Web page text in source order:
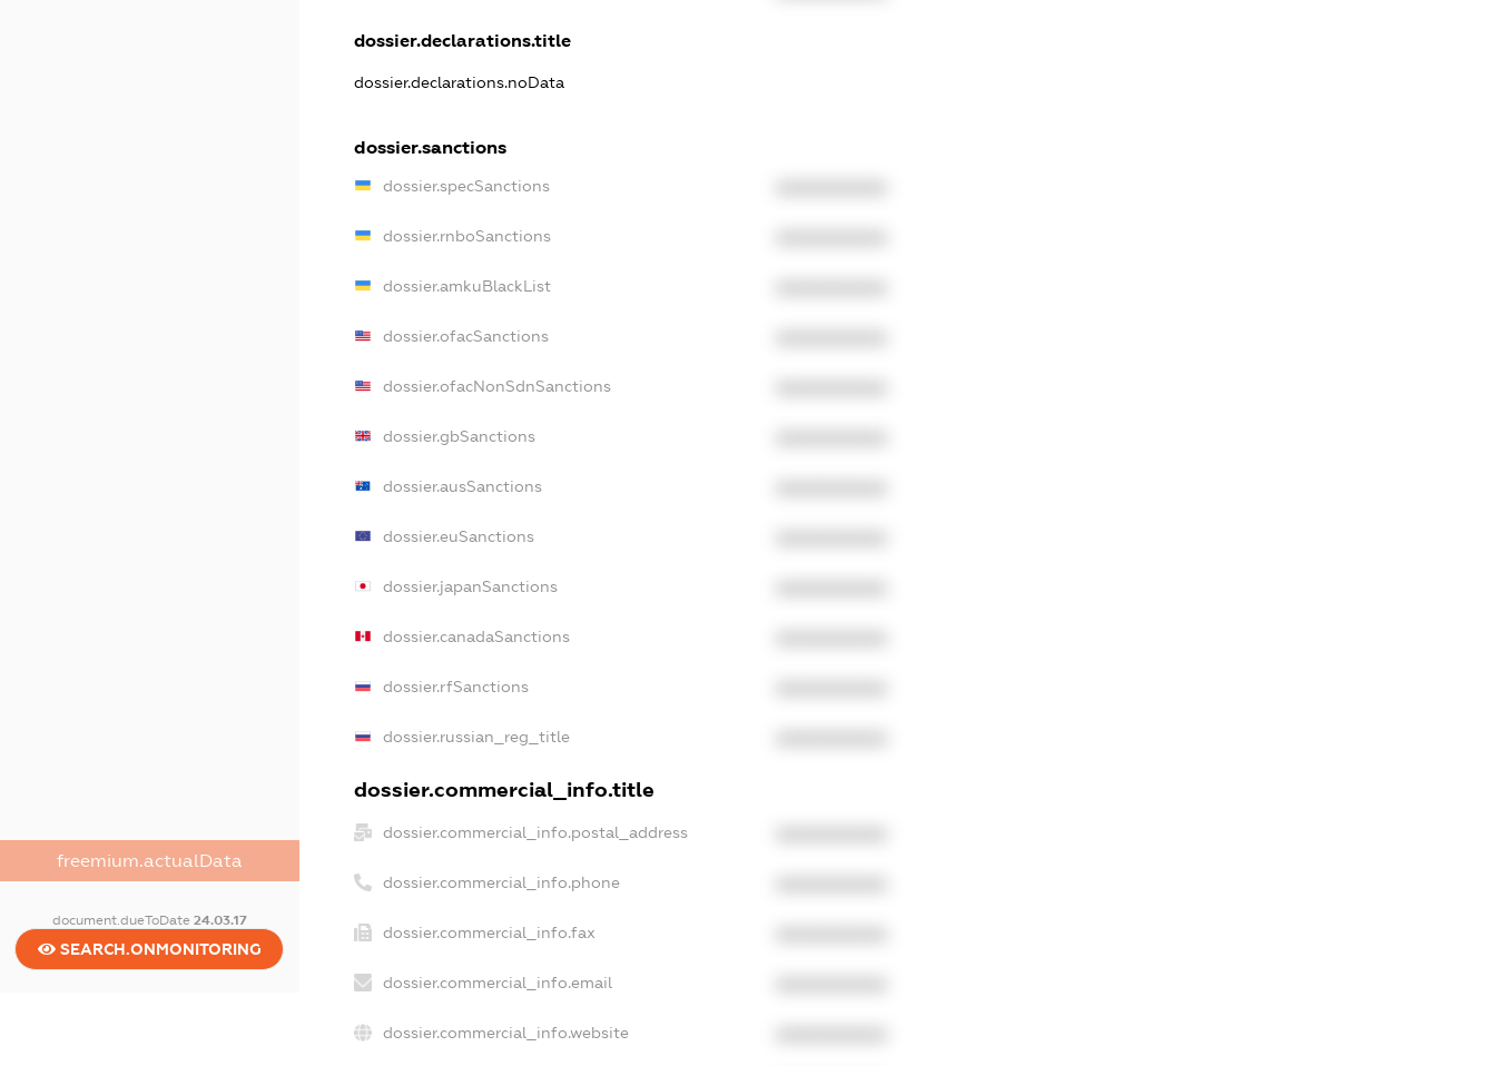
freemium.actualData
document.dueToDate 24.03.17
SEARCH.ONMONITORING
dossier.declarations.title
dossier.declarations.noData
dossier.sanctions
dossier.specSanctions
dossier.rnboSanctions
dossier.amkuBlackList
dossier.ofacSanctions
dossier.ofacNonSdnSanctions
dossier.gbSanctions
dossier.ausSanctions
dossier.euSanctions
dossier.japanSanctions
dossier.canadaSanctions
dossier.rfSanctions
dossier.russian_reg_title
dossier.commercial_info.title
dossier.commercial_info.postal_address
dossier.commercial_info.phone
dossier.commercial_info.fax
dossier.commercial_info.email
dossier.commercial_info.website